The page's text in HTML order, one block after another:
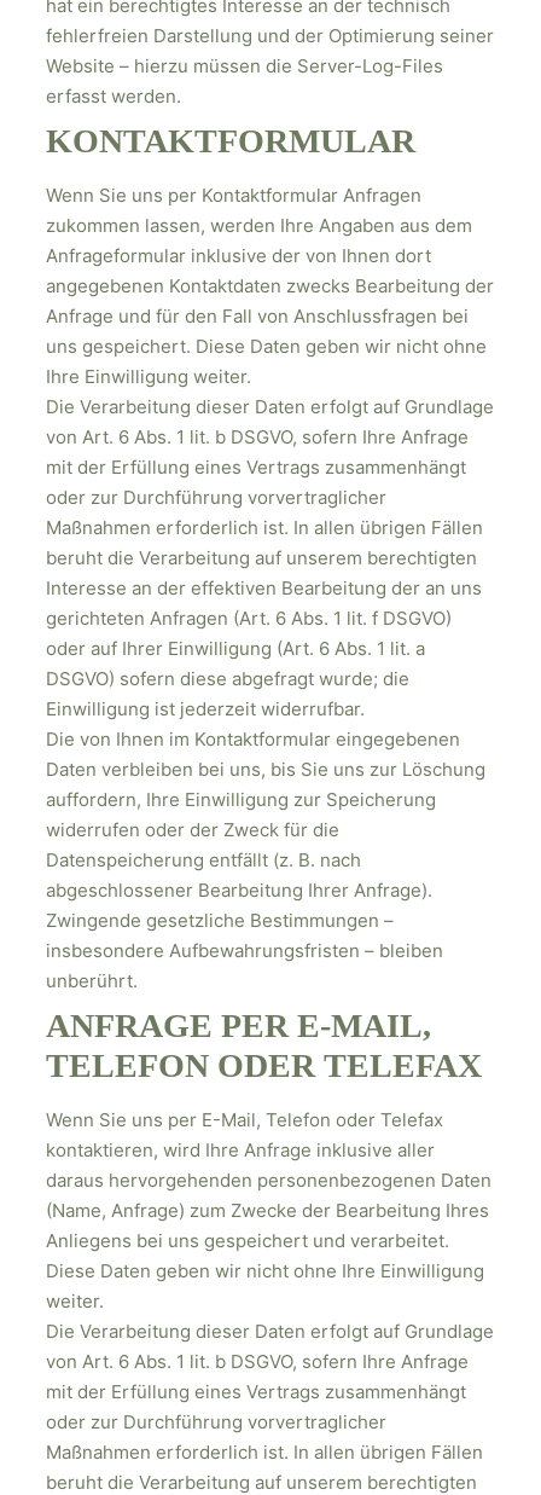
hat ein berechtigtes Interesse an der technisch
fehlerfreien Darstellung und der Optimierung seiner
Website – hierzu müssen die Server-Log-Files
erfasst werden.
KONTAKTFORMULAR
Wenn Sie uns per Kontaktformular Anfragen
zukommen lassen, werden Ihre Angaben aus dem
Anfrageformular inklusive der von Ihnen dort
angegebenen Kontaktdaten zwecks Bearbeitung der
Anfrage und für den Fall von Anschlussfragen bei
uns gespeichert. Diese Daten geben wir nicht ohne
Ihre Einwilligung weiter.
Die Verarbeitung dieser Daten erfolgt auf Grundlage
von Art. 6 Abs. 1 lit. b DSGVO, sofern Ihre Anfrage
mit der Erfüllung eines Vertrags zusammenhängt
oder zur Durchführung vorvertraglicher
Maßnahmen erforderlich ist. In allen übrigen Fällen
beruht die Verarbeitung auf unserem berechtigten
Interesse an der effektiven Bearbeitung der an uns
gerichteten Anfragen (Art. 6 Abs. 1 lit. f DSGVO)
oder auf Ihrer Einwilligung (Art. 6 Abs. 1 lit. a
DSGVO) sofern diese abgefragt wurde; die
Einwilligung ist jederzeit widerrufbar.
Die von Ihnen im Kontaktformular eingegebenen
Daten verbleiben bei uns, bis Sie uns zur Löschung
auffordern, Ihre Einwilligung zur Speicherung
widerrufen oder der Zweck für die
Datenspeicherung entfällt (z. B. nach
abgeschlossener Bearbeitung Ihrer Anfrage).
Zwingende gesetzliche Bestimmungen –
insbesondere Aufbewahrungsfristen – bleiben
unberührt.
ANFRAGE PER E-MAIL,
TELEFON ODER TELEFAX
Wenn Sie uns per E-Mail, Telefon oder Telefax
kontaktieren, wird Ihre Anfrage inklusive aller
daraus hervorgehenden personenbezogenen Daten
(Name, Anfrage) zum Zwecke der Bearbeitung Ihres
Anliegens bei uns gespeichert und verarbeitet.
Diese Daten geben wir nicht ohne Ihre Einwilligung
weiter.
Die Verarbeitung dieser Daten erfolgt auf Grundlage
von Art. 6 Abs. 1 lit. b DSGVO, sofern Ihre Anfrage
mit der Erfüllung eines Vertrags zusammenhängt
oder zur Durchführung vorvertraglicher
Maßnahmen erforderlich ist. In allen übrigen Fällen
beruht die Verarbeitung auf unserem berechtigten